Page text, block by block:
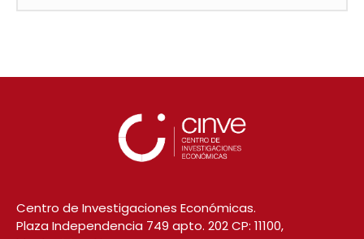
Centro de Investigaciones Económicas.
Plaza Independencia 749 apto. 202 CP: 11100,